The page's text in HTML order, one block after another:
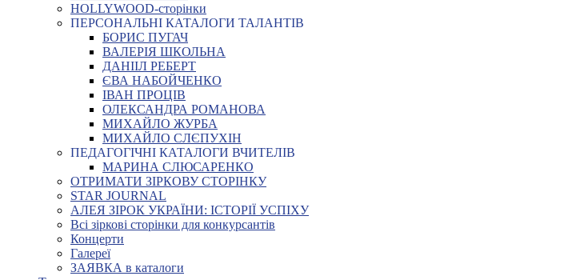
HOLLYWOOD-сторінки
ПЕРСОНАЛЬНІ КАТАЛОГИ ТАЛАНТІВ
БОРИС ПУГАЧ
ВАЛЕРІЯ ШКОЛЬНА
ДАНІІЛ РЕБЕРТ
ЄВА НАБОЙЧЕНКО
ІВАН ПРОЦІВ
ОЛЕКСАНДРА РОМАНОВА
МИХАЙЛО ЖУРБА
МИХАЙЛО СЛЄПУХІН
ПЕДАГОГІЧНІ КАТАЛОГИ ВЧИТЕЛІВ
МАРИНА СЛЮСАРЕНКО
ОТРИМАТИ ЗІРКОВУ СТОРІНКУ
STAR JOURNAL
АЛЕЯ ЗІРОК УКРАЇНИ: ІСТОРІЇ УСПІХУ
Всі зіркові сторінки для конкурсантів
Концерти
Галереї
ЗАЯВКА в каталоги